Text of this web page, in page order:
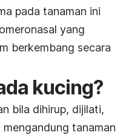
pada tanaman ini
yang
berkembang secara
kucing?
bila dihirup, dijilati,
tanaman